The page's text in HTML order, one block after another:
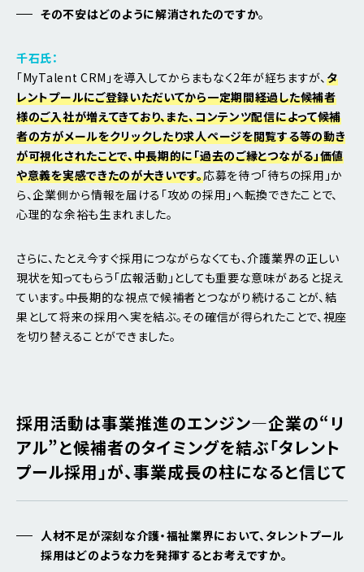
その不安はどのように解消されたのですか。
千石氏：
「MyTalent CRM」を導入してからまもなく2年が経ちますが、タ
レントプールにご登録いただいてから一定期間経過した候補者
様のご入社が増えてきており、また、コンテンツ配信によって候補
者の方がメールをクリックしたり求人ページを閲覧する等の動き
が可視化されたことで、中長期的に「過去のご縁とつながる」価値
や意義を実感できたのが大きいです。応募を待つ「待ちの採用」か
ら、企業側から情報を届ける「攻めの採用」へ転換できたことで、
心理的な余裕も生まれました。
さらに、たとえ今すぐ採用につながらなくても、介護業界の正しい
現状を知ってもらう「広報活動」としても重要な意味があると捉え
ています。中長期的な視点で候補者とつながり続けることが、結
果として将来の採用へ実を結ぶ。その確信が得られたことで、視座
を切り替えることができました。
採用活動は事業推進のエンジン―企業の“リ
アル”と候補者のタイミングを結ぶ「タレント
プール採用」が、事業成長の柱になると信じて
人材不足が深刻な介護・福祉業界において、タレントプール
採用はどのような力を発揮するとお考えですか。